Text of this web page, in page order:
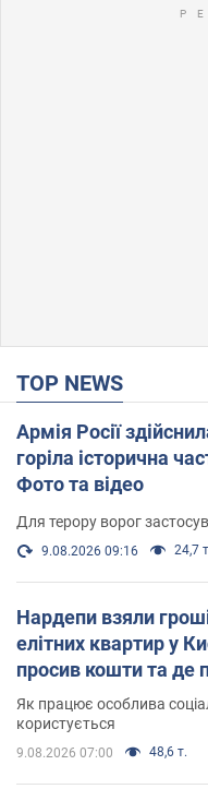
TOP NEWS
Армія Росії
горіла історична
Фото та відео
Для терору ворог
9.08.2026 09:16 24,7
Нардепи взяли
елітних квартир у
просив кошти та де
Як працює особлива
користується
9.08.2026 07:00 48,6 т.